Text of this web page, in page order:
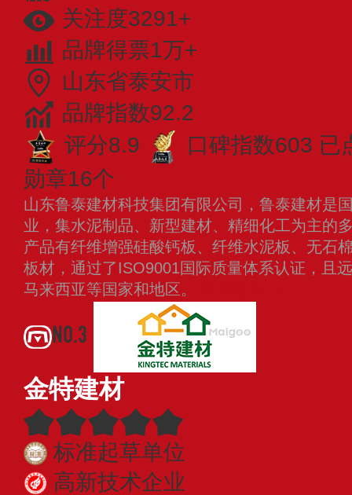
关注度3291+
品牌得票1万+
山东省泰安市
品牌指数92.2
评分8.9
口碑指数603 已
勋章16个
山东鲁泰建材科技集团有限公司，鲁泰建材是
业，集水泥制品、新型建材、精细化工为主的
产品有纤维增强硅酸钙板、纤维水泥板、无石
板材，通过了ISO9001国际质量体系认证，且
马来西亚等国家和地区。
NO.3
金特建材
标准起草单位
高新技术企业